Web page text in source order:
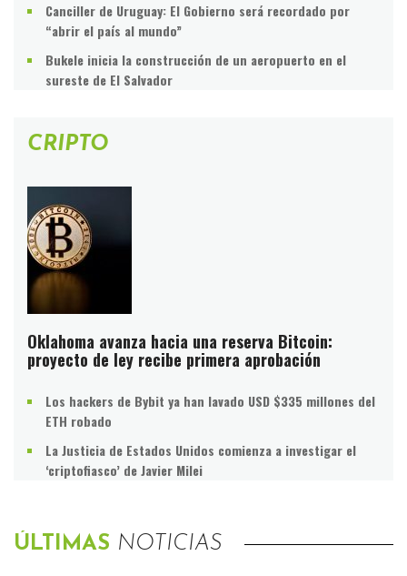
Canciller de Uruguay: El Gobierno será recordado por
“abrir el país al mundo”
Bukele inicia la construcción de un aeropuerto en el
sureste de El Salvador
CRIPTO
Oklahoma avanza hacia una reserva Bitcoin:
proyecto de ley recibe primera aprobación
Los hackers de Bybit ya han lavado USD $335 millones del
ETH robado
La Justicia de Estados Unidos comienza a investigar el
‘criptofiasco’ de Javier Milei
ÚLTIMAS NOTICIAS